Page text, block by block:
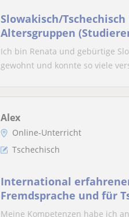
Slowakisch/
Altersgruppen
Ich bin Renata und gebürtige
gewohnt und konnte so viele
Alex
Online-Unterricht
Tschechisch
International
Fremdsprache und für
Meine Kompetenzen habe ich